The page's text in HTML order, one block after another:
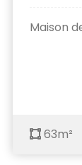
Maison
63m²